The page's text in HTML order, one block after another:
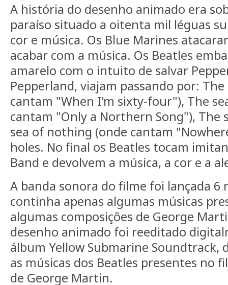
A história do desenho animado era
paraíso situado a oitenta mil léguas
cor e música. Os Blue Marines
acabar com a música. Os Beatles
amarelo com o intuito de salvar
Pepperland, viajam passando por:
cantam "When I'm sixty-four"), The
cantam "Only a Northern Song"), The
sea of nothing (onde cantam
holes. No final os Beatles tocam
Band e devolvem a música, a cor e a
A banda sonora do filme foi lançada 6
continha apenas algumas músicas
algumas composições de George
desenho animado foi reeditado
álbum Yellow Submarine Soundtrack,
as músicas dos Beatles presentes no
de George Martin.